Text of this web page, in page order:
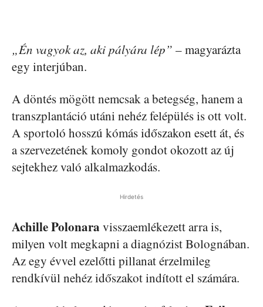
„Én vagyok az, aki pályára lép” – magyarázta
egy interjúban.
A döntés mögött nemcsak a betegség, hanem a
transzplantáció utáni nehéz felépülés is ott volt.
A sportoló hosszú kómás időszakon esett át, és
a szervezetének komoly gondot okozott az új
sejtekhez való alkalmazkodás.
Hirdetés
Achille Polonara visszaemlékezett arra is,
milyen volt megkapni a diagnózist Bolognában.
Az egy évvel ezelőtti pillanat érzelmileg
rendkívül nehéz időszakot indított el számára.